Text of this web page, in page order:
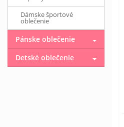
Dámske športové
oblečenie
Pánske oblečenie
Detské oblečenie